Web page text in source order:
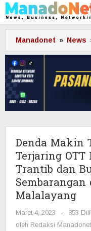
Lewati
ke
konten
Manadonet » News
Denda Makin
Terjaring
Trantib dan
Malalayang
Maret 4, 2023
oleh
Redaksi
-
853
oleh Redaksi Manadonet